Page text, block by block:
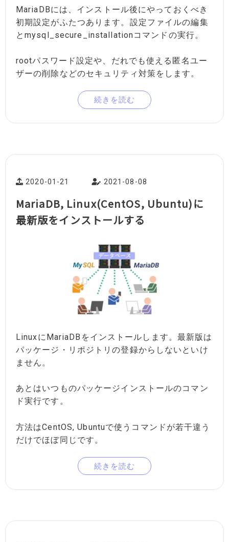
MariaDBには、インストール後にやっておくべき
初期設定がふたつあります。設定ファイルの編集
とmysql_secure_installationコマンドの実行。
rootパスワード設定や、だれでも使える匿名ユー
ザーの削除などのセキュリティ対策をします。
続きを読む
2020-01-21 2021-08-08
MariaDB, Linux(CentOS, Ubuntu)に
最新版をインストールする
LinuxにMariaDBをインストールします。最新版は
パッケージ・リポジトリの登録からしないといけ
ません。
あとはいつものパッケージインストールのコマン
ド実行です。
方法はCentOS, Ubuntuで使うコマンドが若干違う
だけでほぼ同じです。
続きを読む